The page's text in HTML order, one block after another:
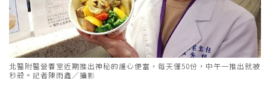
北醫附醫營養室近期推出神秘的護心便當，每天僅50份，中午一推出就被
秒殺。記者陳雨鑫／攝影